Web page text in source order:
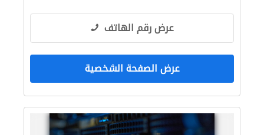
عرض رقم الهاتف
عرض الصفحة الشخصية